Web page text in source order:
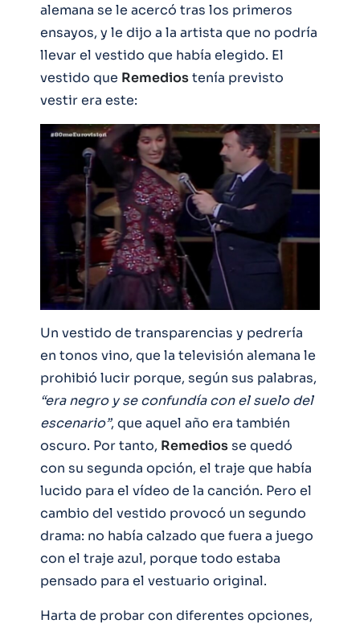
alemana se le acercó tras los primeros
ensayos, y le dijo a la artista que no podría
llevar el vestido que había elegido. El
vestido que Remediostenía previsto
vestir era este:
Un vestido de transparencias y pedrería
en tonos vino, que la televisión alemana le
prohibió lucir porque, según sus palabras,
“era negro y se confundía con el suelo del
escenario”, que aquel año era también
oscuro. Por tanto, Remediosse quedó
con su segunda opción, el traje que había
lucido para el vídeo de la canción. Pero el
cambio del vestido provocó un segundo
drama: no había calzado que fuera a juego
con el traje azul, porque todo estaba
pensado para el vestuario original.
Harta de probar con diferentes opciones,